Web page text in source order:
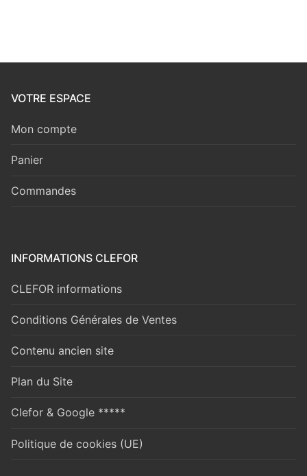
VOTRE ESPACE
Mon compte
Panier
Commandes
INFORMATIONS CLEFOR
CLEFOR informations
Conditions Générales de Ventes
Contenu ancien site
Plan du Site
Clefor & Google *****
Politique de cookies (UE)